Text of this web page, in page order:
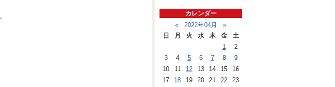
カレンダー
«
2022年04月
»
日
月 火 水 木 金
土
1
2
3
4 5 6 7 8
9
10
11 12 13 14 15
16
17
18 19 20 21 22
23